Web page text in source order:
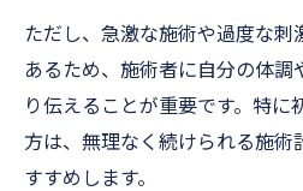
ただし、急激な施術や過度な刺
あるため、施術者に自分の体調
り伝えることが重要です。特に
方は、無理なく続けられる施術
すすめします。